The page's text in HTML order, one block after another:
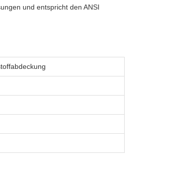
und entspricht den ANSI